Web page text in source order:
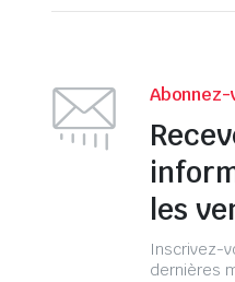
les
Inscrivez-
dernières